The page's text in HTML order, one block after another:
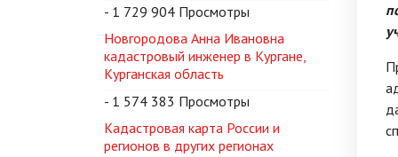
- 1 729 904 Просмотры
Новгородова Анна Ивановна
кадастровый инженер в Кургане,
Курганская область
- 1 574 383 Просмотры
Кадастровая карта России и
регионов в других регионах